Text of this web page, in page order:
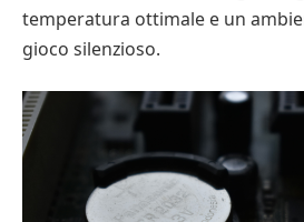
temperatura ottimale e un
gioco silenzioso.